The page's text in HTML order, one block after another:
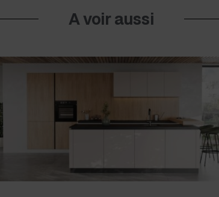
A voir aussi